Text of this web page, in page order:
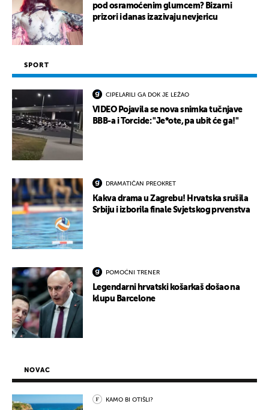
pod osramoćenim glumcem? Bizarni
prizori i danas izazivaju nevjericu
SPORT
CIPELARILI GA DOK JE LEŽAO
VIDEO Pojavila se nova snimka tučnjave
BBB-a i Torcide: "Je*ote, pa ubit će ga!"
DRAMATIČAN PREOKRET
Kakva drama u Zagrebu! Hrvatska srušila
Srbiju i izborila finale Svjetskog prvenstva
POMOĆNI TRENER
Legendarni hrvatski košarkaš došao na
klupu Barcelone
NOVAC
KAMO BI OTIŠLI?